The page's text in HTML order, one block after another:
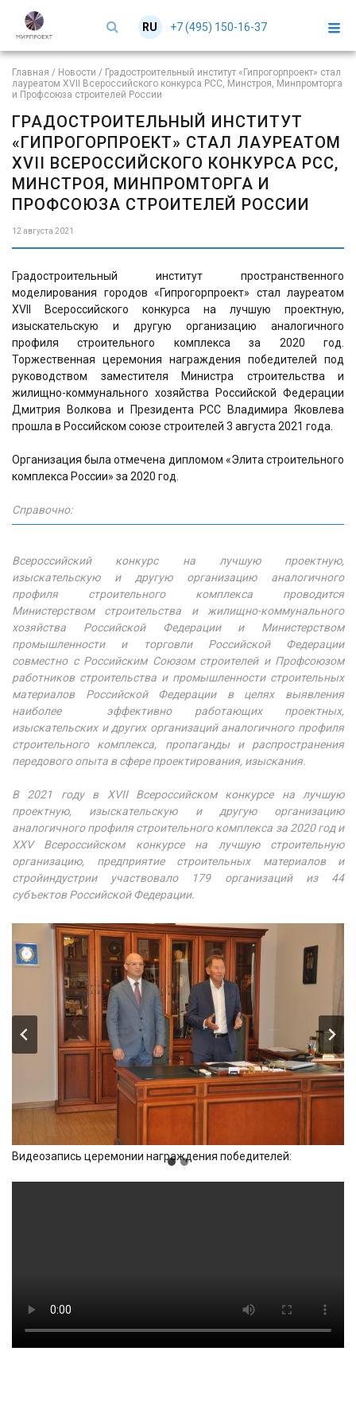
EN
RU +7 (495) 150-16-37
Главная / Новости / Градостроительный институт «Гипрогорпроект» стал
лауреатом XVII Всероссийского конкурса РСС, Минстроя, Минпромторга
и Профсоюза строителей России
ГРАДОСТРОИТЕЛЬНЫЙ ИНСТИТУТ
«ГИПРОГОРПРОЕКТ» СТАЛ ЛАУРЕАТОМ
XVII ВСЕРОССИЙСКОГО КОНКУРСА РСС,
МИНСТРОЯ, МИНПРОМТОРГА И
ПРОФСОЮЗА СТРОИТЕЛЕЙ РОССИИ
12 августа 2021
Градостроительный институт пространственного
моделирования городов «Гипрогорпроект» стал лауреатом
XVII Всероссийского конкурса на лучшую проектную,
изыскательскую и другую организацию аналогичного
профиля строительного комплекса за 2020 год.
Торжественная церемония награждения победителей под
руководством заместителя Министра строительства и
жилищно-коммунального хозяйства Российской Федерации
Дмитрия Волкова и Президента РСС Владимира Яковлева
прошла в Российском союзе строителей 3 августа 2021 года.
Организация была отмечена дипломом «Элита строительного
комплекса России» за 2020 год.
Справочно:
Всероссийский конкурс на лучшую проектную,
изыскательскую и другую организацию аналогичного
профиля строительного комплекса проводится
Министерством строительства и жилищно-коммунального
хозяйства Российской Федерации и Министерством
промышленности и торговли Российской Федерации
совместно с Российским Союзом строителей и Профсоюзом
работников строительства и промышленности строительных
материалов Российской Федерации в целях выявления
наиболее эффективно работающих проектных,
изыскательских и других организаций аналогичного профиля
строительного комплекса, пропаганды и распространения
передового опыта в сфере проектирования, изыскания.
В 2021 году в XVII Всероссийском конкурсе на лучшую
проектную, изыскательскую и другую организацию
аналогичного профиля строительного комплекса за 2020 год и
XXV Всероссийском конкурсе на лучшую строительную
организацию, предприятие строительных материалов и
стройиндустрии участвовало 179 организаций из 44
субъектов Российской Федерации.
Видеозапись церемонии награждения победителей: